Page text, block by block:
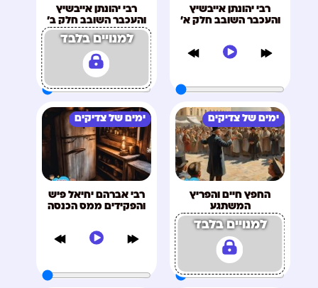
רבי יהונתן אייבשיץ
והעכבר השובב חלק א'
רבי יהונתן אייבשיץ
והעכבר השובב חלק ב'
למנויים בלבד
ימים של צדיקים
החפץ חיים והפריץ
המשתגע
למנויים בלבד
ימים של צדיקים
רבי אברהם יחיאל פיש
והפקידים ממס הכנסה